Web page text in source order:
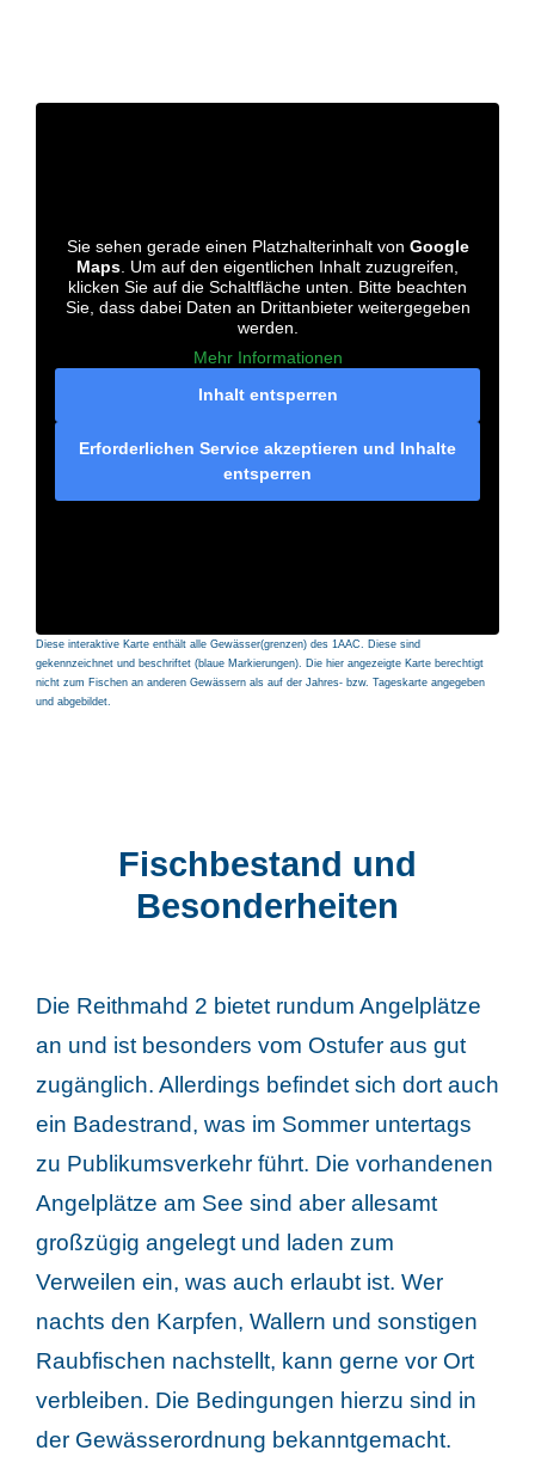
Sie sehen gerade einen Platzhalterinhalt von Google
Maps. Um auf den eigentlichen Inhalt zuzugreifen,
klicken Sie auf die Schaltfläche unten. Bitte beachten
Sie, dass dabei Daten an Drittanbieter weitergegeben
werden.
Mehr Informationen
Inhalt entsperren
Erforderlichen Service akzeptieren und Inhalte
entsperren
Diese interaktive Karte enthält alle Gewässer(grenzen) des 1AAC. Diese sind
gekennzeichnet und beschriftet (blaue Markierungen). Die hier angezeigte Karte berechtigt
nicht zum Fischen an anderen Gewässern als auf der Jahres- bzw. Tageskarte angegeben
und abgebildet.
Fischbestand und
Besonderheiten
Die Reithmahd 2 bietet rundum Angelplätze
an und ist besonders vom Ostufer aus gut
zugänglich. Allerdings befindet sich dort auch
ein Badestrand, was im Sommer untertags
zu Publikumsverkehr führt. Die vorhandenen
Angelplätze am See sind aber allesamt
großzügig angelegt und laden zum
Verweilen ein, was auch erlaubt ist. Wer
nachts den Karpfen, Wallern und sonstigen
Raubfischen nachstellt, kann gerne vor Ort
verbleiben. Die Bedingungen hierzu sind in
der Gewässerordnung bekanntgemacht.